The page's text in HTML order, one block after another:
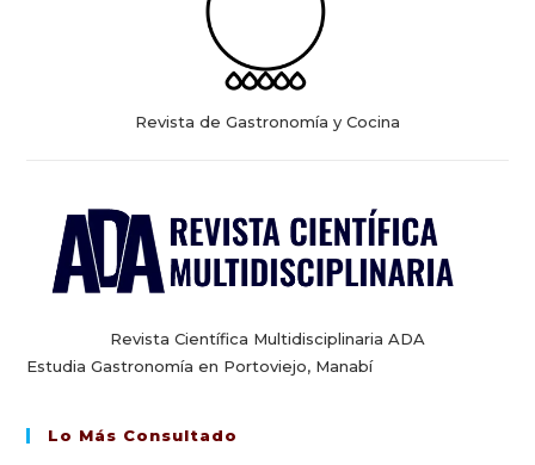
Revista de Gastronomía y Cocina
Revista Científica Multidisciplinaria ADA
Estudia Gastronomía en Portoviejo, Manabí
Lo Más Consultado